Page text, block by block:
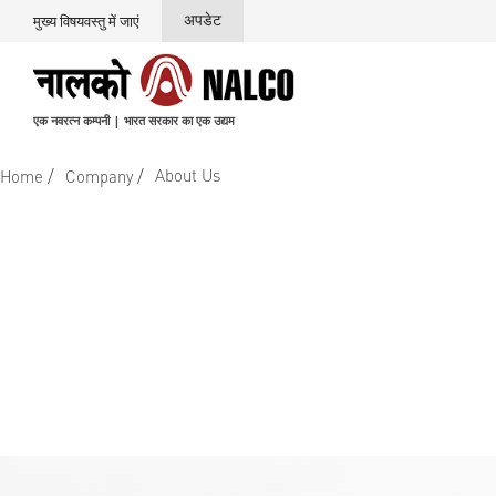
मुख्य विषयवस्तु में जाएं अपडेट
एक नवरत्न कम्पनी | भारत सरकार का एक उद्यम
Home / Company / About Us